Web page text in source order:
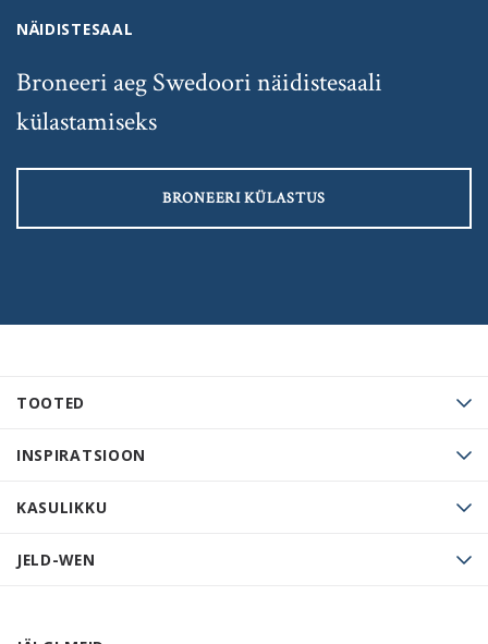
TOOTED
INSPIRATSIOON
KASULIKKU
JELD-WEN
NÄIDISTESAAL
Broneeri aeg Swedoori näidistesaali
külastamiseks
BRONEERI KÜLASTUS